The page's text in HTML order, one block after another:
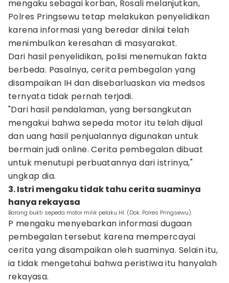
mengaku sebagai korban, Rosali melanjutkan,
Polres Pringsewu tetap melakukan penyelidikan
karena informasi yang beredar dinilai telah
menimbulkan keresahan di masyarakat.
Dari hasil penyelidikan, polisi menemukan fakta
berbeda. Pasalnya, cerita pembegalan yang
disampaikan IH dan disebarluaskan via medsos
ternyata tidak pernah terjadi.
"Dari hasil pendalaman, yang bersangkutan
mengakui bahwa sepeda motor itu telah dijual
dan uang hasil penjualannya digunakan untuk
bermain judi online. Cerita pembegalan dibuat
untuk menutupi perbuatannya dari istrinya,"
ungkap dia.
3. Istri mengaku tidak tahu cerita suaminya
hanya rekayasa
Barang bukti sepeda motor milik pelaku HI. (Dok. Polres Pringsewu).
P mengaku menyebarkan informasi dugaan
pembegalan tersebut karena mempercayai
cerita yang disampaikan oleh suaminya. Selain itu,
ia tidak mengetahui bahwa peristiwa itu hanyalah
rekayasa.